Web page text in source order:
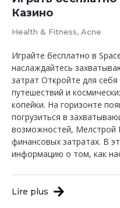
Казино
Health & Fitness, Acne
Играйте бесплатно в
наслаждайтесь
затрат Откройте для
путешествий и
копейки. На горизонте
погрузиться в
возможностей, Мелстрой
финансовых затратах. В
информацию о том, как
Lire plus